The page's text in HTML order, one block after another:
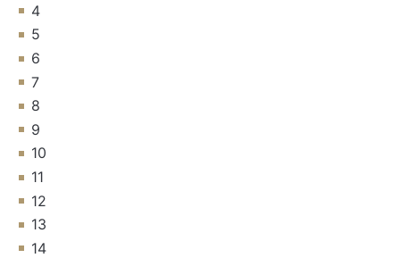
4
5
6
7
8
9
10
11
12
13
14